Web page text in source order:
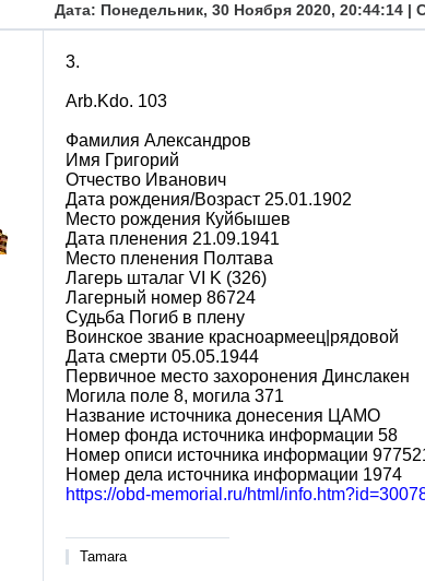
Дата: Понедельник, 30 Ноября 2020, 20:44:14 |
3.
Arb.Kdo. 103
Фамилия Александров
Имя Григорий
Отчество Иванович
Дата рождения/Возраст 25.01.1902
Место рождения Куйбышев
Дата пленения 21.09.1941
Место пленения Полтава
Лагерь шталаг VI K (326)
Лагерный номер 86724
Судьба Погиб в плену
Воинское звание красноармеец|рядовой
Дата смерти 05.05.1944
Первичное место захоронения Динслакен
Могила поле 8, могила 371
Название источника донесения ЦАМО
Номер фонда источника информации 58
Номер описи источника информации
Номер дела источника информации 1974
https://obd-memorial.ru/html/
Tamara